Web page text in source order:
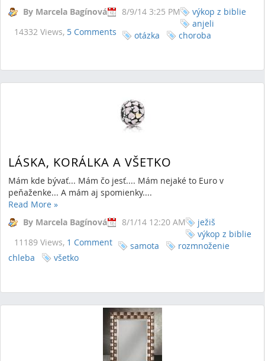
By Marcela Bagínová
8/9/14 3:25 PM
14332 Views, 5 Comments
výkop z biblie
anjeli
otázka
choroba
LÁSKA, KORÁLKA A VŠETKO
Mám kde bývať... Mám čo jesť.... Mám nejaké to Euro v
peňaženke... A mám aj spomienky....
Read More »
By Marcela Bagínová
8/1/14 12:20 AM
11189 Views, 1 Comment
ježiš
výkop z biblie
samota
rozmnoženie
chleba
všetko